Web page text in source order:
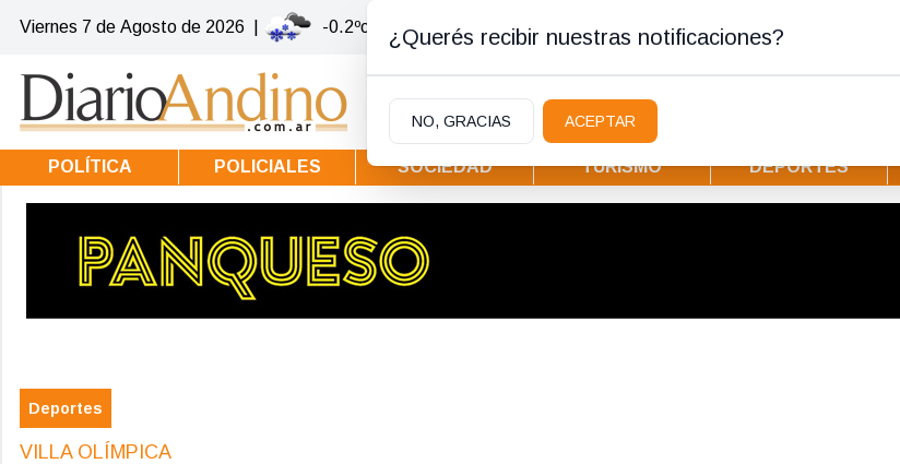
Viernes 7 de Agosto de 2026 -0.2ºc | Villa la Angostura
POLÍTICA POLICIALES SOCIEDAD TURISMO DEPORTES
Deportes
VILLA OLÍMPICA
¿Querés recibir nuestras notificaciones?
NO, GRACIAS ACEPTAR